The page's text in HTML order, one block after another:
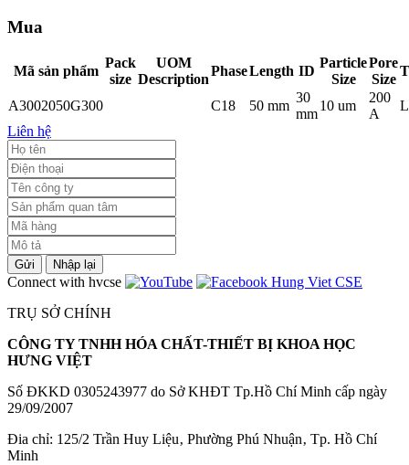
Mua
Mã sản phẩm
Pack
size
UOM
Description
PhaseLength ID
Particle
Size
Pore
Size
A3002050G300 C18 50 mm
30
mm
10 um
200
A
Liên hệ
Gửi Nhập lại
Connect with hvcse
TRỤ SỞ CHÍNH
CÔNG TY TNHH HÓA CHẤT-THIẾT BỊ KHOA HỌC
HƯNG VIỆT
Số ĐKKD 0305243977 do Sở KHĐT Tp.Hồ Chí Minh cấp ngày
29/09/2007
Đia chỉ: 125/2 Trần Huy Liệu‚ Phường Phú Nhuận‚ Tp. Hồ Chí
Minh